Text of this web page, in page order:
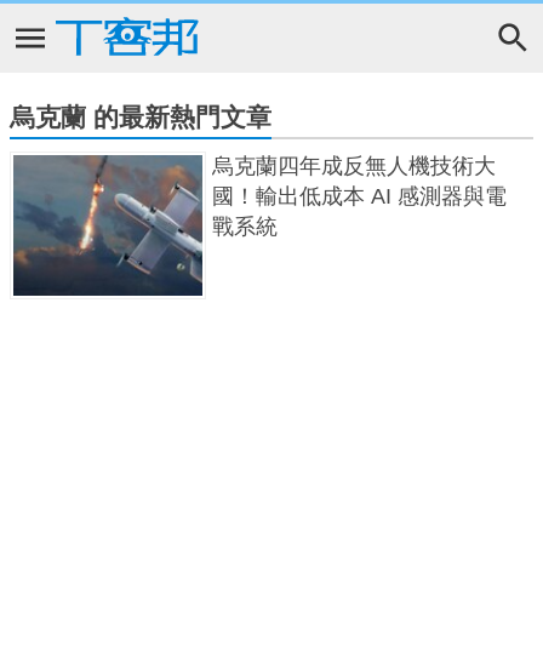
烏克蘭 的最新熱門文章
烏克蘭四年成反無人機技術大
國！輸出低成本 AI 感測器與電
戰系統